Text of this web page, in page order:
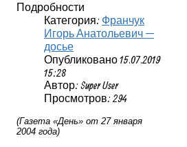
Подробности
Категория: Франчук
Игорь Анатольевич —
досье
Опубликовано 15.07.2019
15:28
Автор: Super User
Просмотров: 294
(Газета «День» от 27 января
2004 года)